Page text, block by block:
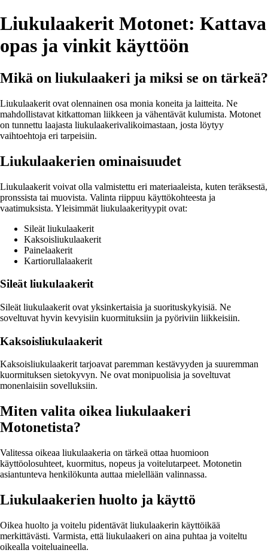
Liukulaakerit Motonet: Kattava
opas ja vinkit käyttöön
Mikä on liukulaakeri ja miksi se on tärkeä?
Liukulaakerit ovat olennainen osa monia koneita ja laitteita. Ne
mahdollistavat kitkattoman liikkeen ja vähentävät kulumista. Motonet
on tunnettu laajasta liukulaakerivalikoimastaan, josta löytyy
vaihtoehtoja eri tarpeisiin.
Liukulaakerien ominaisuudet
Liukulaakerit voivat olla valmistettu eri materiaaleista, kuten teräksestä,
pronssista tai muovista. Valinta riippuu käyttökohteesta ja
vaatimuksista. Yleisimmät liukulaakerityypit ovat:
Sileät liukulaakerit
Kaksoisliukulaakerit
Painelaakerit
Kartiorullalaakerit
Sileät liukulaakerit
Sileät liukulaakerit ovat yksinkertaisia ja suorituskykyisiä. Ne
soveltuvat hyvin kevyisiin kuormituksiin ja pyöriviin liikkeisiin.
Kaksoisliukulaakerit
Kaksoisliukulaakerit tarjoavat paremman kestävyyden ja suuremman
kuormituksen sietokyvyn. Ne ovat monipuolisia ja soveltuvat
monenlaisiin sovelluksiin.
Miten valita oikea liukulaakeri
Motonetista?
Valitessa oikeaa liukulaakeria on tärkeä ottaa huomioon
käyttöolosuhteet, kuormitus, nopeus ja voitelutarpeet. Motonetin
asiantunteva henkilökunta auttaa mielellään valinnassa.
Liukulaakerien huolto ja käyttö
Oikea huolto ja voitelu pidentävät liukulaakerin käyttöikää
merkittävästi. Varmista, että liukulaakeri on aina puhtaa ja voiteltu
oikealla voiteluaineella.